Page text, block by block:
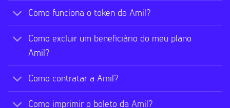
Como funciona o token da Amil?
Como excluir um beneficiário do meu plano
Amil?
Como contratar a Amil?
Como imprimir o boleto da Amil?